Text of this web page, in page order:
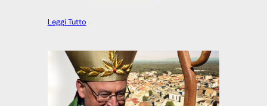
Leggi Tutto